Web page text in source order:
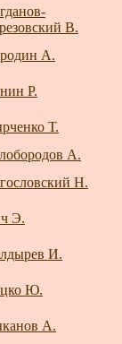
В.
А.
Р.
Т.
А.
Н.
Э.
И.
Ю.
А.